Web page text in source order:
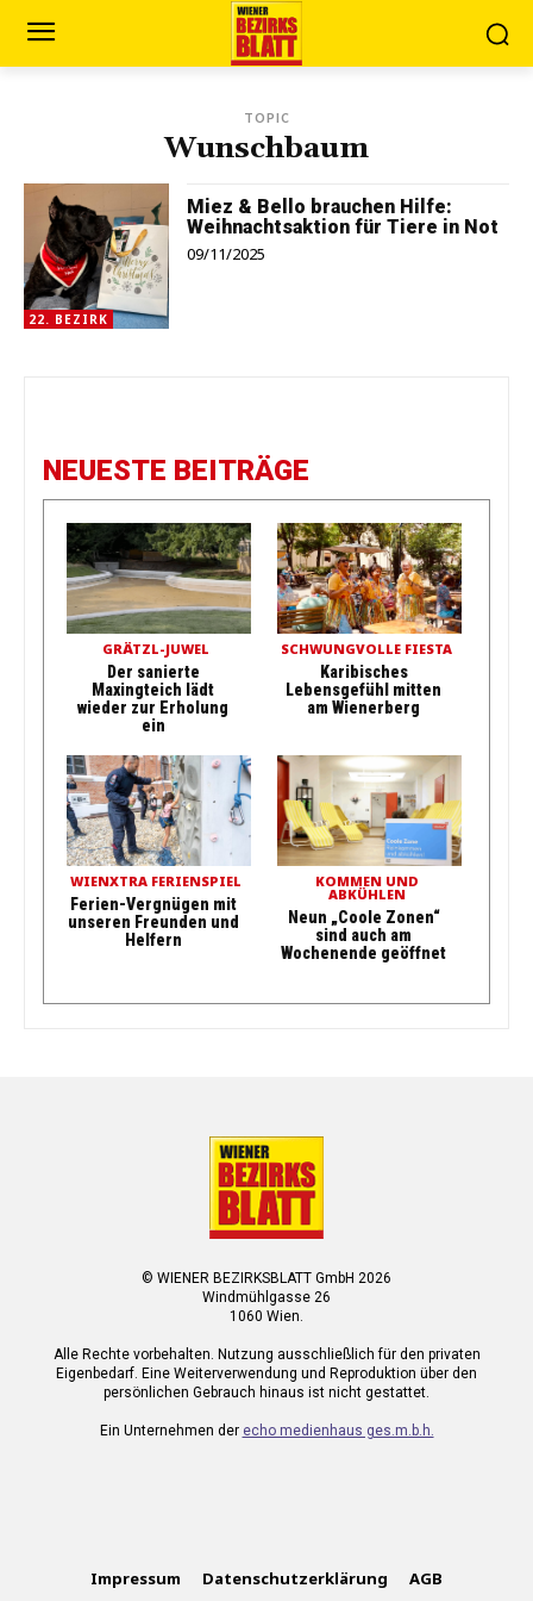
TOPIC
Wunschbaum
22. BEZIRK
Miez & Bello brauchen Hilfe:
Weihnachtsaktion für Tiere in Not
09/11/2025
NEUESTE BEITRÄGE
GRÄTZL-JUWEL
Der sanierte
Maxingteich lädt
wieder zur Erholung
ein
SCHWUNGVOLLE FIESTA
Karibisches
Lebensgefühl mitten
am Wienerberg
WIENXTRA FERIENSPIEL
Ferien-Vergnügen mit
unseren Freunden und
Helfern
KOMMEN UND
ABKÜHLEN
Neun „Coole Zonen“
sind auch am
Wochenende geöffnet
© WIENER BEZIRKSBLATT GmbH 2026
Windmühlgasse 26
1060 Wien.
Alle Rechte vorbehalten. Nutzung ausschließlich für den privaten
Eigenbedarf. Eine Weiterverwendung und Reproduktion über den
persönlichen Gebrauch hinaus ist nicht gestattet.
Ein Unternehmen der echo medienhaus ges.m.b.h.
Impressum Datenschutzerklärung AGB